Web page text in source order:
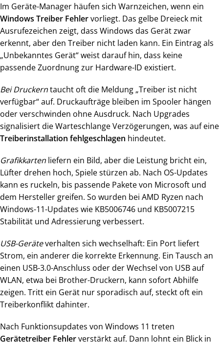
Im Geräte-Manager häufen sich Warnzeichen, wenn ein
Windows Treiber Fehlervorliegt. Das gelbe Dreieck mit
Ausrufezeichen zeigt, dass Windows das Gerät zwar
erkennt, aber den Treiber nicht laden kann. Ein Eintrag als
„Unbekanntes Gerät“ weist darauf hin, dass keine
passende Zuordnung zur Hardware-ID existiert.
Bei Druckerntaucht oft die Meldung „Treiber ist nicht
verfügbar“ auf. Druckaufträge bleiben im Spooler hängen
oder verschwinden ohne Ausdruck. Nach Upgrades
signalisiert die Warteschlange Verzögerungen, was auf eine
Treiberinstallation fehlgeschlagen hindeutet.
Grafikkarten liefern ein Bild, aber die Leistung bricht ein,
Lüfter drehen hoch, Spiele stürzen ab. Nach OS-Updates
kann es ruckeln, bis passende Pakete von Microsoft und
dem Hersteller greifen. So wurden bei AMD Ryzen nach
Windows-11-Updates wie KB5006746 und KB5007215
Stabilität und Adressierung verbessert.
USB-Geräteverhalten sich wechselhaft: Ein Port liefert
Strom, ein anderer die korrekte Erkennung. Ein Tausch an
einen USB-3.0-Anschluss oder der Wechsel von USB auf
WLAN, etwa bei Brother-Druckern, kann sofort Abhilfe
zeigen. Tritt ein Gerät nur sporadisch auf, steckt oft ein
Treiberkonflikt dahinter.
Nach Funktionsupdates von Windows 11 treten
Gerätetreiber Fehlerverstärkt auf. Dann lohnt ein Blick in